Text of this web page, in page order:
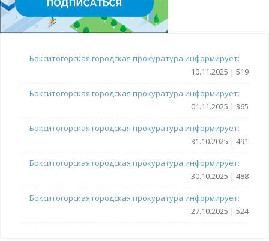
Бокситогорская городская прокуратура информирует:
10.11.2025 | 519
Бокситогорская городская прокуратура информирует:
01.11.2025 | 365
Бокситогорская городская прокуратура информирует:
31.10.2025 | 491
Бокситогорская городская прокуратура информирует:
30.10.2025 | 488
Бокситогорская городская прокуратура информирует:
27.10.2025 | 524